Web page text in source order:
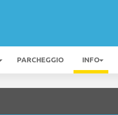
PARCHEGGIO INFO